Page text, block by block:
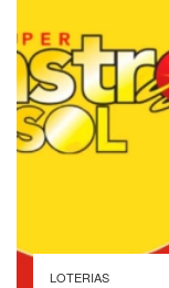
LOTERIAS